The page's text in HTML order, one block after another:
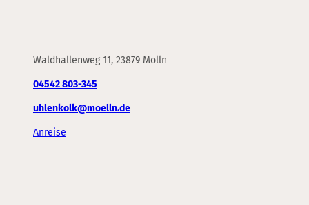
Waldhallenweg 11, 23879 Mölln
04542 803-345
uhlenkolk@moelln.de
Anreise